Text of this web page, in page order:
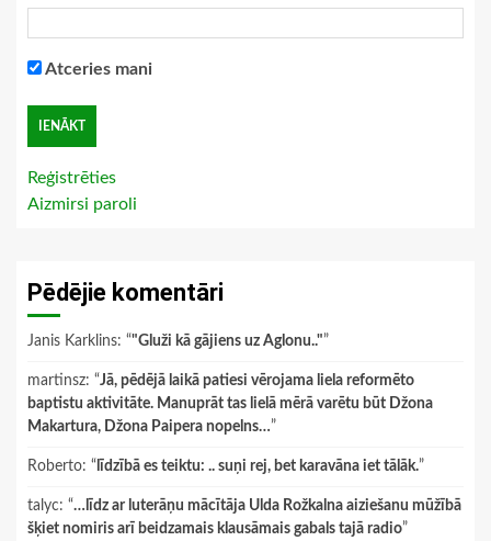
Atceries mani
Reģistrēties
Aizmirsi paroli
Pēdējie komentāri
Janis Karklins: “"Gluži kā gājiens uz Aglonu.."”
martinsz: “Jā, pēdējā laikā patiesi vērojama liela reformēto
baptistu aktivitāte. Manuprāt tas lielā mērā varētu būt Džona
Makartura, Džona Paipera nopelns…”
Roberto: “ līdzībā es teiktu: .. suņi rej, bet karavāna iet tālāk.”
talyc: “…līdz ar luterāņu mācītāja Ulda Rožkalna aiziešanu mūžībā
šķiet nomiris arī beidzamais klausāmais gabals tajā radio”